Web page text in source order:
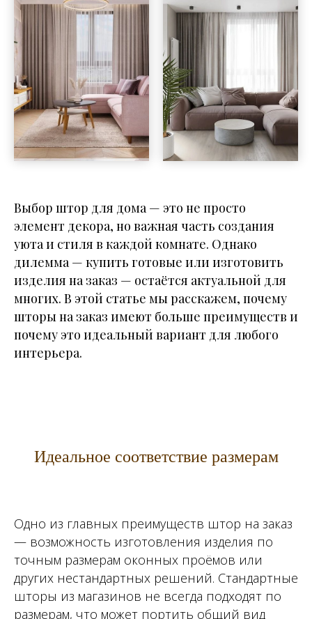
Выбор штор для дома — это не просто
элемент декора, но важная часть создания
уюта и стиля в каждой комнате. Однако
дилемма — купить готовые или изготовить
изделия на заказ — остаётся актуальной для
многих. В этой статье мы расскажем, почему
шторы на заказ имеют больше преимуществ и
почему это идеальный вариант для любого
интерьера.
Идеальное соответствие размерам
Одно из главных преимуществ штор на заказ
— возможность изготовления изделия по
точным размерам оконных проёмов или
других нестандартных решений. Стандартные
шторы из магазинов не всегда подходят по
размерам, что может портить общий вид